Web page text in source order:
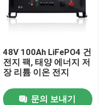
48V 100Ah LiFePO4 건
전지 팩, 태양 에너지 저
장 리튬 이온 전지
문의 보내기